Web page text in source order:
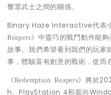
響眾武士之間的關係。
Binary Haze Interactive代表
Reapers》 中靈巧的戰鬥動作能
故事。我們希望看到我們的玩家
事，體驗富有創意的戰術，從而
《Redemption Reapers》 將於
h、PlayStation 4和面向